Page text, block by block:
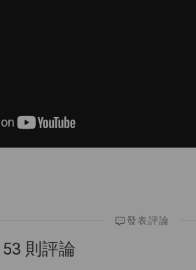
53 則評論
發表評論